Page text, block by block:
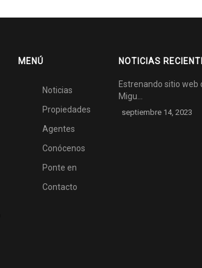
MENÚ
Noticias
Propiedades
Agentes
Conócenos
Ponte en
Contacto
NOTICIAS
Estrenando sitio web
Migu…
septiembre 14, 2023